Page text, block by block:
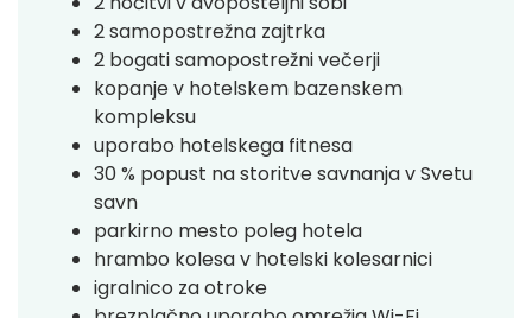
2 samopostrežna zajtrka
2 bogati samopostrežni večerji
kopanje v hotelskem bazenskem
kompleksu
uporabo hotelskega fitnesa
30 % popust na storitve savnanja v Svetu
savn
parkirno mesto poleg hotela
hrambo kolesa v hotelski kolesarnici
igralnico za otroke